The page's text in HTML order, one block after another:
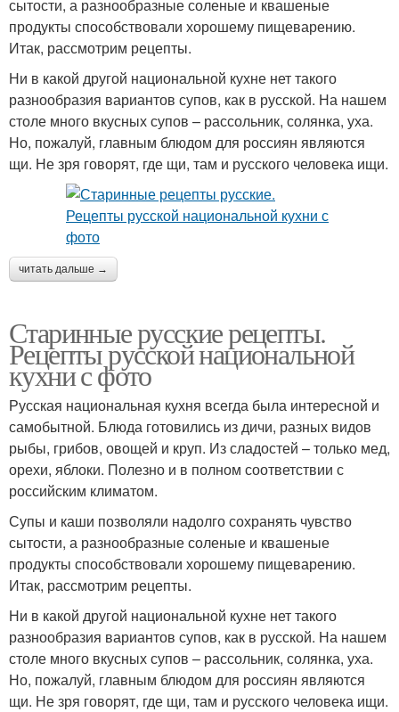
сытости, а разнообразные соленые и квашеные
продукты способствовали хорошему пищеварению.
Итак, рассмотрим рецепты.
Ни в какой другой национальной кухне нет такого
разнообразия вариантов супов, как в русской. На нашем
столе много вкусных супов – рассольник, солянка, уха.
Но, пожалуй, главным блюдом для россиян являются
щи. Не зря говорят, где щи, там и русского человека ищи.
читать дальше →
Старинные русские рецепты.
Рецепты русской национальной
кухни с фото
Русская национальная кухня всегда была интересной и
самобытной. Блюда готовились из дичи, разных видов
рыбы, грибов, овощей и круп. Из сладостей – только мед,
орехи, яблоки. Полезно и в полном соответствии с
российским климатом.
Супы и каши позволяли надолго сохранять чувство
сытости, а разнообразные соленые и квашеные
продукты способствовали хорошему пищеварению.
Итак, рассмотрим рецепты.
Ни в какой другой национальной кухне нет такого
разнообразия вариантов супов, как в русской. На нашем
столе много вкусных супов – рассольник, солянка, уха.
Но, пожалуй, главным блюдом для россиян являются
щи. Не зря говорят, где щи, там и русского человека ищи.